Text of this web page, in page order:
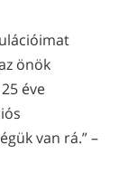
önök
éve
van rá.” –